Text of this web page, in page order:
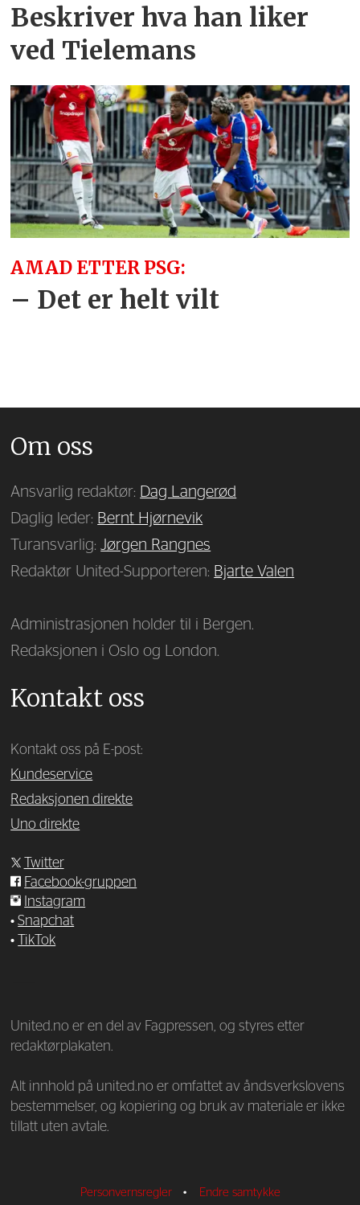
Beskriver hva han liker
ved Tielemans
AMAD ETTER PSG:
– Det er helt vilt
Om oss
Ansvarlig redaktør: Dag Langerød
Daglig leder: Bernt Hjørnevik
Turansvarlig:Jørgen Rangnes
Redaktør United-Supporteren: Bjarte Valen
Administrasjonen holder til i Bergen.
Redaksjonen i Oslo og London.
Kontakt oss
Kontakt oss på E-post:
Kundeservice
Redaksjonen direkte
Uno direkte
Twitter
Facebook-gruppen
Instagram
•Snapchat
•
TikTok
United.no er en del av Fagpressen, og styres etter
redaktørplakaten.
Alt innhold på united.no er omfattet av åndsverkslovens
bestemmelser, og kopiering og bruk av materiale er ikke
tillatt uten avtale.
Personvernsregler • Endre samtykke